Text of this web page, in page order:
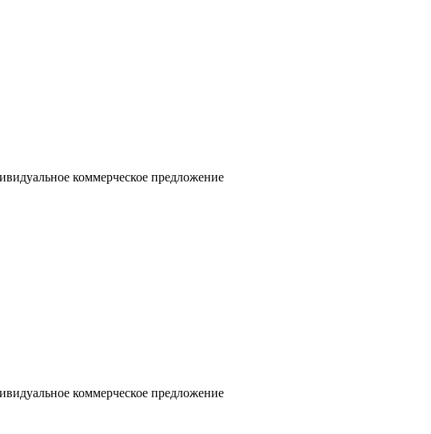
коммерческое предложение
коммерческое предложение